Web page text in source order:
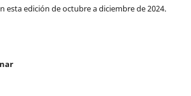
esta edición de octubre a diciembre de 2024.